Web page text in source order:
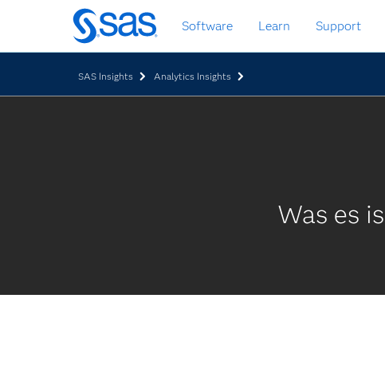
Zurück
zum
Hauptinhalt
Software Learn Support
SAS Insights Analytics Insights
Was es